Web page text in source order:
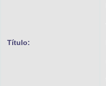
Título: